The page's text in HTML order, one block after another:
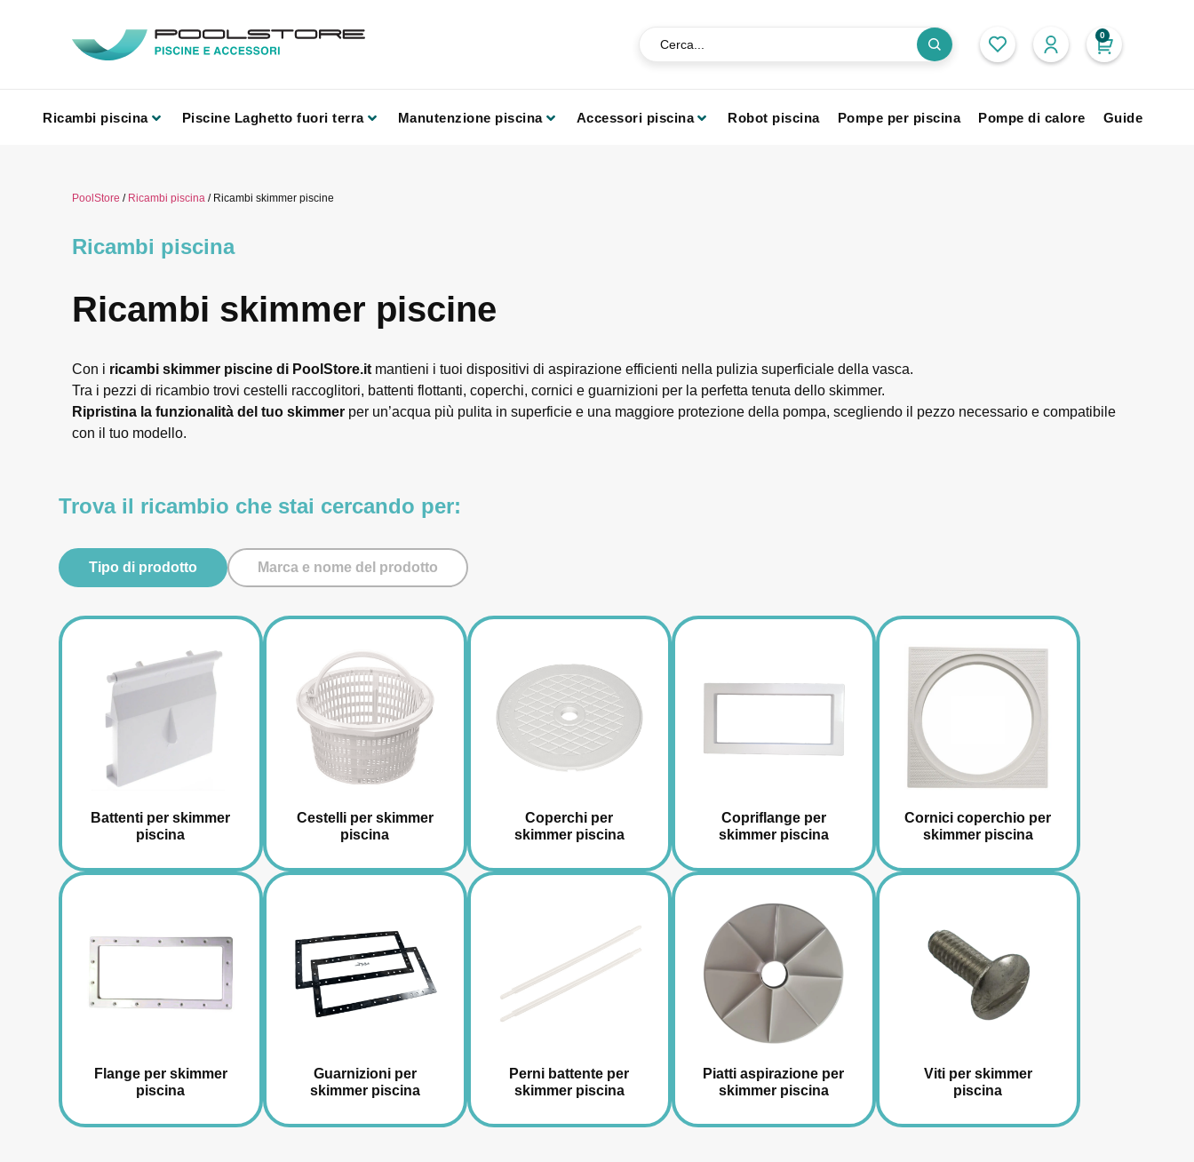
0
Ricambi piscina Piscine Laghetto fuori terra Manutenzione piscina Accessori piscina Robot piscina Pompe per piscina Pompe di calore Guide
PoolStore / Ricambi piscina/ Ricambi skimmer piscine
Ricambi piscina
Ricambi skimmer piscine
Con i ricambi skimmer piscine di PoolStore.itmantieni i tuoi dispositivi di aspirazione efficienti nella pulizia superficiale della vasca.
Tra i pezzi di ricambio trovi cestelli raccoglitori, battenti flottanti, coperchi, cornici e guarnizioni per la perfetta tenuta dello skimmer.
Ripristina la funzionalità del tuo skimmerper un’acqua più pulita in superficie e una maggiore protezione della pompa, scegliendo il pezzo necessario e compatibile
con il tuo modello.
Trova il ricambio che stai cercando per:
Tipo di prodotto Marca e nome del prodotto
Battenti per skimmer
piscina
Cestelli per skimmer
piscina
Coperchi per
skimmer piscina
Copriflange per
skimmer piscina
Cornici coperchio per
skimmer piscina
Flange per skimmer
piscina
Guarnizioni per
skimmer piscina
Perni battente per
skimmer piscina
Piatti aspirazione per
skimmer piscina
Viti per skimmer
piscina